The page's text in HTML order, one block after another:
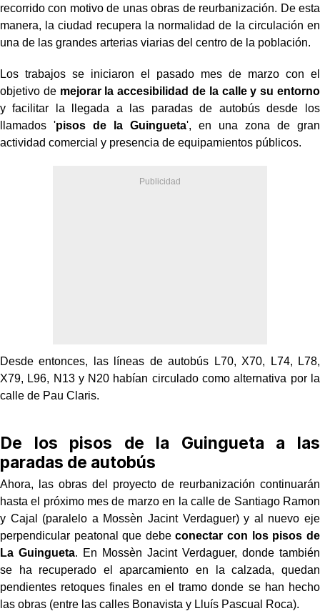
recorrido con motivo de unas obras de reurbanización. De esta
manera, la ciudad recupera la normalidad de la circulación en
una de las grandes arterias viarias del centro de la población.
Los trabajos se iniciaron el pasado mes de marzo con el
objetivo de mejorar la accesibilidad de la calle y su entorno
y facilitar la llegada a las paradas de autobús desde los
llamados 'pisos de la Guingueta', en una zona de gran
actividad comercial y presencia de equipamientos públicos.
Desde entonces, las líneas de autobús L70, X70, L74, L78,
X79, L96, N13 y N20 habían circulado como alternativa por la
calle de Pau Claris.
De los pisos de la Guingueta a las
paradas de autobús
Ahora, las obras del proyecto de reurbanización continuarán
hasta el próximo mes de marzo en la calle de Santiago Ramon
y Cajal (paralelo a Mossèn Jacint Verdaguer) y al nuevo eje
perpendicular peatonal que debeconectar con los pisos de
La Guingueta. En Mossèn Jacint Verdaguer, donde también
se ha recuperado el aparcamiento en la calzada, quedan
pendientes retoques finales en el tramo donde se han hecho
las obras (entre las calles Bonavista y Lluís Pascual Roca).